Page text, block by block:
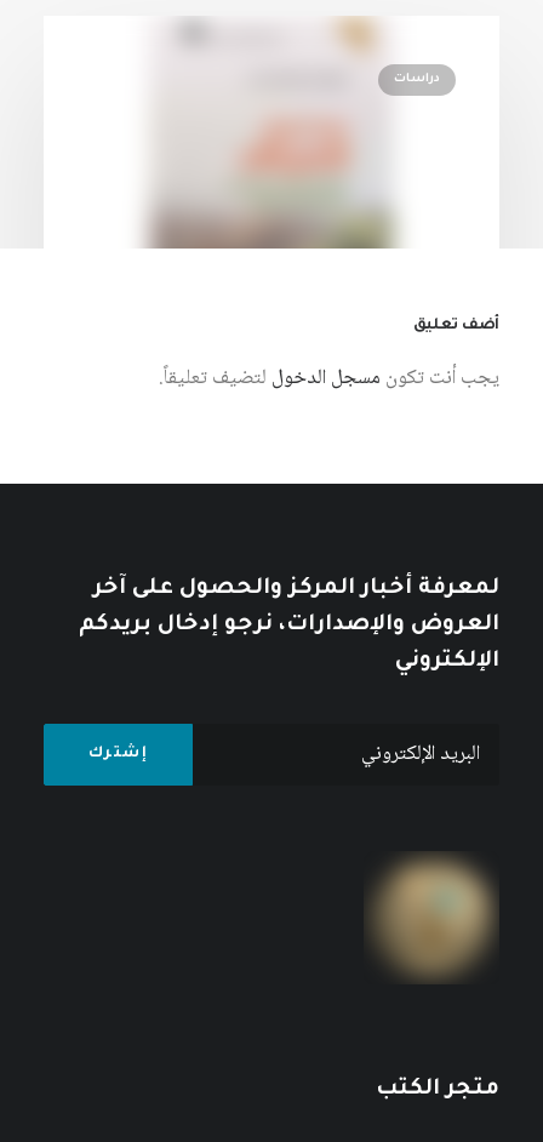
دراسات
7 أغسطس، 2026
أضف تعليق
يجب أنت تكون مسجل الدخول لتضيف تعليقاً.
لمعرفة أخبار المركز والحصول على آخر
العروض والإصدارات، نرجو إدخال بريدكم
الإلكتروني
متجر الكتب